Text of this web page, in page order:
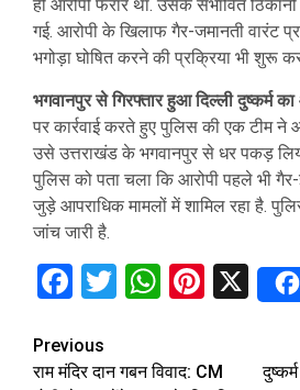
ही आरोपी फरार था. उसके संभावित ठिकानों
गई. आरोपी के खिलाफ गैर-जमानती वारंट
भगोड़ा घोषित करने की प्रक्रिया भी शुरू
भगवानपुर से गिरफ्तार हुआ दिल्ली दुष्कर्म का
पर कार्रवाई करते हुए पुलिस की एक टीम ने
उसे उत्तराखंड के भगवानपुर से धर पकड़
पुलिस को पता चला कि आरोपी पहले भी
जुड़े आपराधिक मामलों में शामिल रहा है.
जांच जारी है.
Facebook
Twitter X
Continue
Previous
राम मंदिर दान गबन विवाद: CM